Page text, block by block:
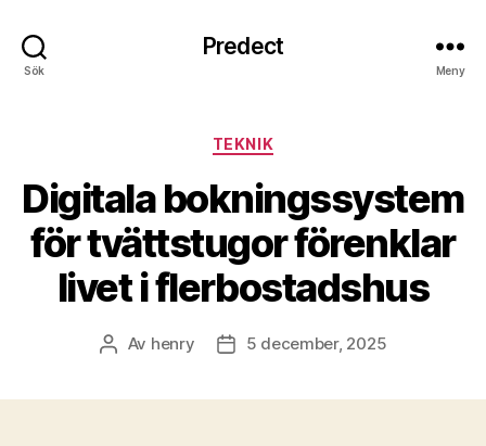
Sök
Predect
Meny
Kategorier
TEKNIK
Digitala bokningssystem
för tvättstugor förenklar
livet i flerbostadshus
Inläggsförfattare
Av henry Inläggsdatum
5 december, 2025